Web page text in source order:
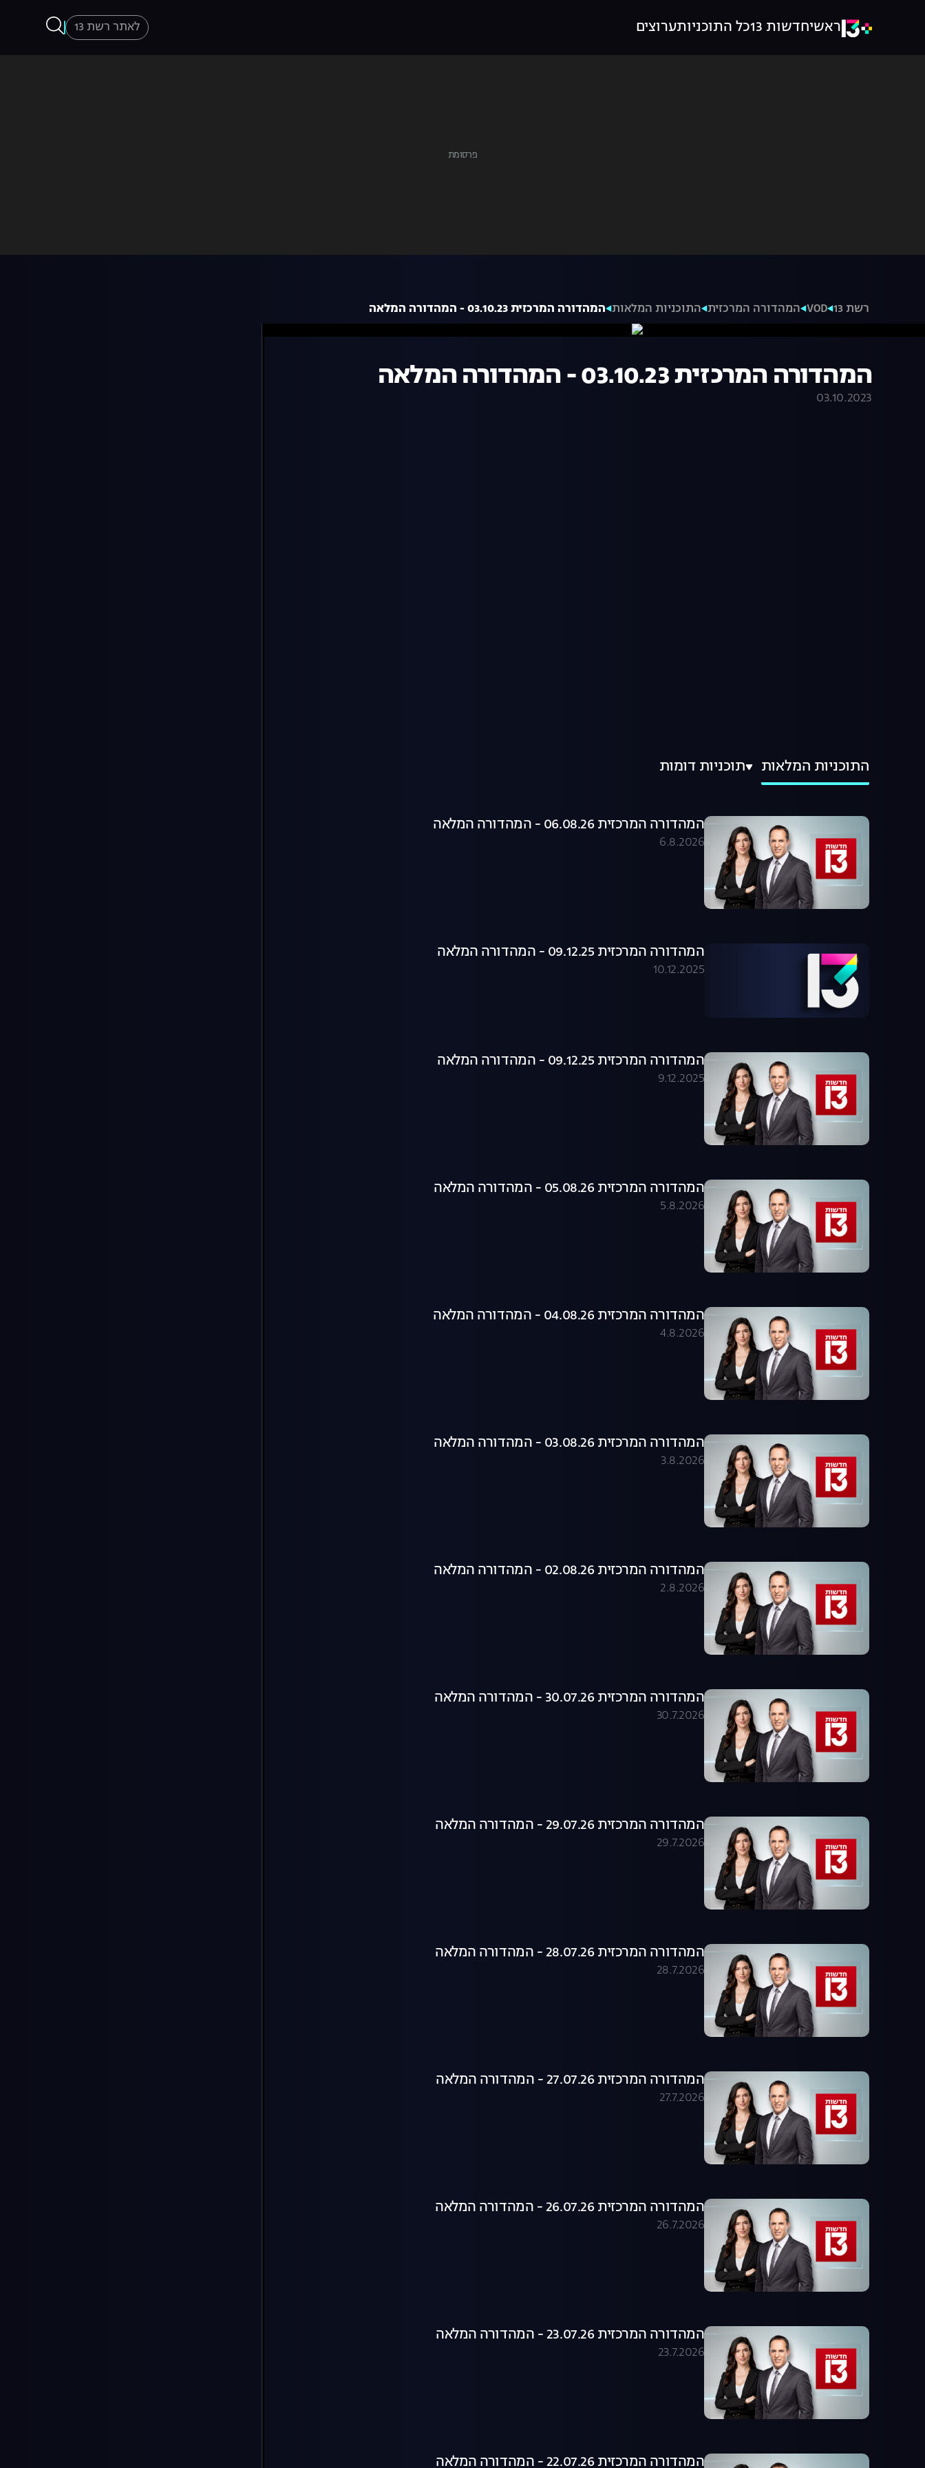
ראשיחדשות 13 כל התוכניותערוצים לאתר רשת 13
רשת 13 VOD המהדורה המרכזית התוכניות המלאות המהדורה המרכזית 03.10.23 - המהדורה המלאה
המהדורה המרכזית 03.10.23 - המהדורה המלאה
03.10.2023
התוכניות המלאות תוכניות דומות
המהדורה המרכזית 06.08.26 - המהדורה המלאה
6.8.2026
המהדורה המרכזית 09.12.25 - המהדורה המלאה
10.12.2025
המהדורה המרכזית 09.12.25 - המהדורה המלאה
9.12.2025
המהדורה המרכזית 05.08.26 - המהדורה המלאה
5.8.2026
המהדורה המרכזית 04.08.26 - המהדורה המלאה
4.8.2026
המהדורה המרכזית 03.08.26 - המהדורה המלאה
3.8.2026
המהדורה המרכזית 02.08.26 - המהדורה המלאה
2.8.2026
המהדורה המרכזית 30.07.26 - המהדורה המלאה
30.7.2026
המהדורה המרכזית 29.07.26 - המהדורה המלאה
29.7.2026
המהדורה המרכזית 28.07.26 - המהדורה המלאה
28.7.2026
המהדורה המרכזית 27.07.26 - המהדורה המלאה
27.7.2026
המהדורה המרכזית 26.07.26 - המהדורה המלאה
26.7.2026
המהדורה המרכזית 23.07.26 - המהדורה המלאה
23.7.2026
המהדורה המרכזית 22.07.26 - המהדורה המלאה